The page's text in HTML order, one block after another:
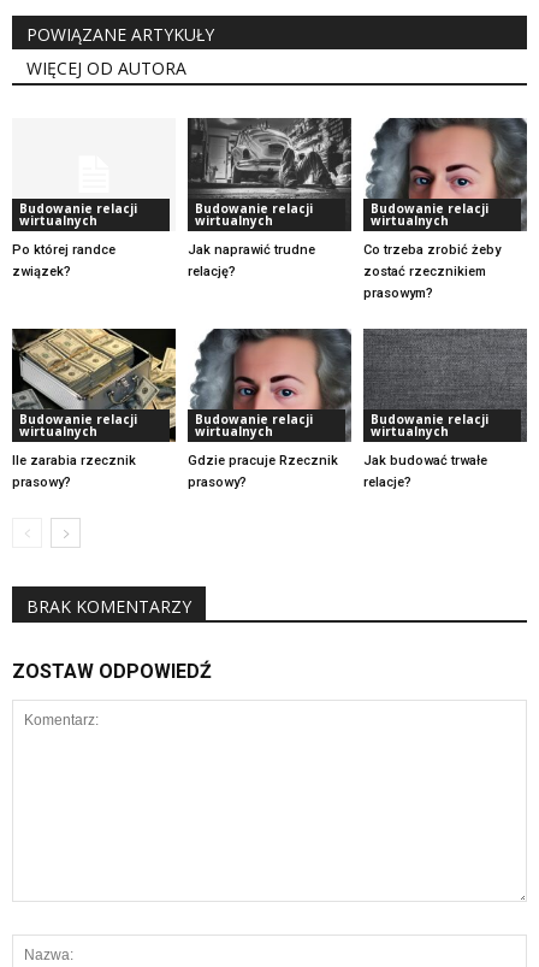
POWIĄZANE ARTYKUŁY
WIĘCEJ OD AUTORA
Budowanie relacji
wirtualnych
Po której randce
związek?
Budowanie relacji
wirtualnych
Jak naprawić trudne
relację?
Budowanie relacji
wirtualnych
Co trzeba zrobić żeby
zostać rzecznikiem
prasowym?
Budowanie relacji
wirtualnych
Ile zarabia rzecznik
prasowy?
Budowanie relacji
wirtualnych
Gdzie pracuje Rzecznik
prasowy?
Budowanie relacji
wirtualnych
Jak budować trwałe
relacje?
BRAK KOMENTARZY
ZOSTAW ODPOWIEDŹ